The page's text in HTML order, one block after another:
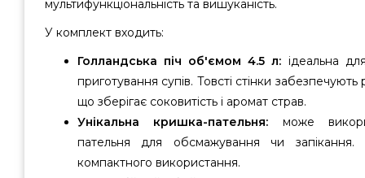
мультифункціональність та вишуканість.
У комплект входить:
Голландська піч об'ємом 4.5 л: ідеальна
приготування супів. Товсті стінки
що зберігає соковитість і аромат страв.
Унікальна кришка-пательня: може
пательня для обсмажування чи
компактного використання.